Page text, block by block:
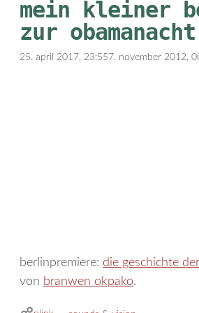
mein kleiner
zur obamanacht
25. april 2017, 23:557. november 2012,
berlinpremiere: die geschichte
von branwen okpako.